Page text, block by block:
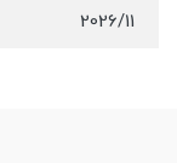
2026/11